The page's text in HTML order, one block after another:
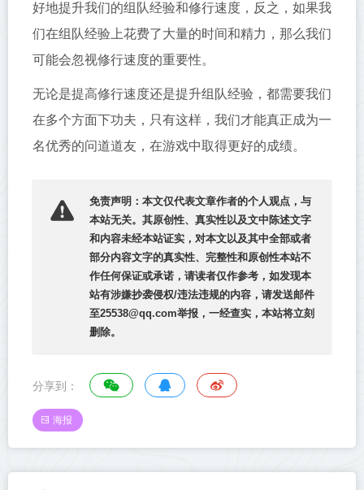
好地提升我们的组队经验和修行速度，反之，如果我
们在组队经验上花费了大量的时间和精力，那么我们
可能会忽视修行速度的重要性。
无论是提高修行速度还是提升组队经验，都需要我们
在多个方面下功夫，只有这样，我们才能真正成为一
名优秀的问道道友，在游戏中取得更好的成绩。
免责声明：本文仅代表文章作者的个人观点，与
本站无关。其原创性、真实性以及文中陈述文字
和内容未经本站证实，对本文以及其中全部或者
部分内容文字的真实性、完整性和原创性本站不
作任何保证或承诺，请读者仅作参考，如发现本
站有涉嫌抄袭侵权/违法违规的内容，请发送邮件
至25538@qq.com举报，一经查实，本站将立刻
删除。
分享到：
海报